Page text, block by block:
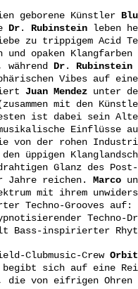
geborene Künstler
Dr. Rubinsteinleben
zu trippigem Acid
opaken
während Dr. Rubinstein
Vibes auf
Juan Mendezunter
mit den
ist dabei sein
Einflüsse
von der rohen
üppigen
Glanz des Post-
Jahre reichen. Marco
mit ihrem
Techno-Grooves auf:
Techno-
Bass-inspirierter
Clubmusic-Crew
sich auf eine
von eifrigen Ohren